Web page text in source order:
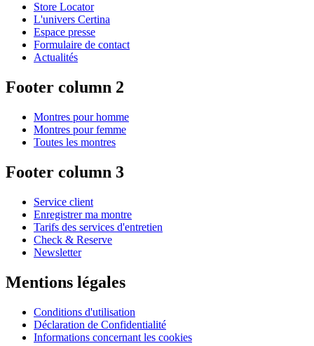
Store Locator
L'univers Certina
Espace presse
Formulaire de contact
Actualités
Footer column 2
Montres pour homme
Montres pour femme
Toutes les montres
Footer column 3
Service client
Enregistrer ma montre
Tarifs des services d'entretien
Check & Reserve
Newsletter
Mentions légales
Conditions d'utilisation
Déclaration de Confidentialité
Informations concernant les cookies